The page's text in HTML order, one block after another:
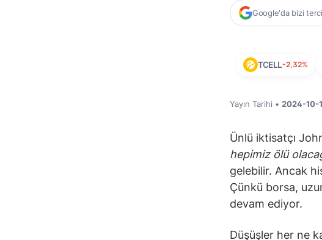
Google'da bizi
TCELL-2,32%
Yayın Tarihi • 2024-10-
Ünlü iktisatçı
hepimiz ölü
gelebilir. Ancak
Çünkü borsa,
devam ediyor.
Düşüşler her ne